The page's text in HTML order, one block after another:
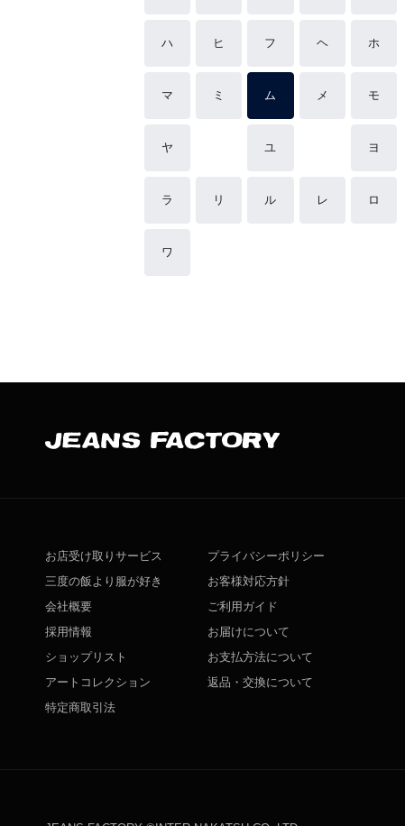
ハ ヒ フ ヘ ホ
マ ミ ム メ モ
ヤ ユ ヨ
ラ リ ル レ ロ
ワ
お店受け取りサービス
三度の飯より服が好き
会社概要
採用情報
ショップリスト
アートコレクション
特定商取引法
プライバシーポリシー
お客様対応方針
ご利用ガイド
お届けについて
お支払方法について
返品・交換について